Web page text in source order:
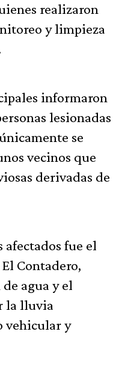
realizaron
y limpieza
informaron
lesionadas
se
vecinos que
derivadas de
afectados fue el
Contadero,
agua y el
la lluvia
vehicular y